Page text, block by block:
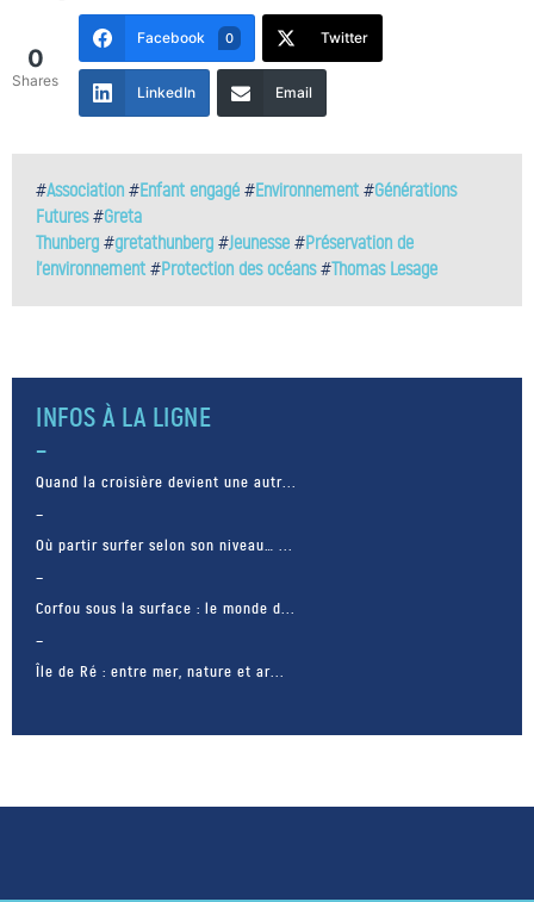
0
Shares
Facebook 0 Twitter
LinkedIn Email
#Association #Enfant engagé #Environnement #Générations
Futures#Greta
Thunberg #gretathunberg #Jeunesse #Préservation de
l'environnement #Protection des océans#Thomas Lesage
INFOS À LA LIGNE
Quand la croisière devient une autr...
Où partir surfer selon son niveau… ...
Corfou sous la surface : le monde d...
Île de Ré : entre mer, nature et ar...